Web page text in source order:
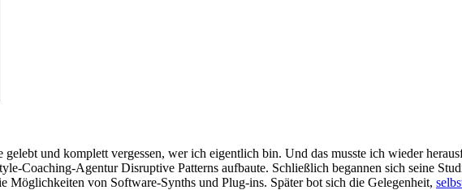
gelebt und komplett vergessen, wer ich eigentlich bin. Und das musste ich wieder
Coaching-Agentur Disruptive Patterns aufbaute. Schließlich begannen sich seine
Möglichkeiten von Software-Synths und Plug-ins. Später bot sich die Gelegenheit,